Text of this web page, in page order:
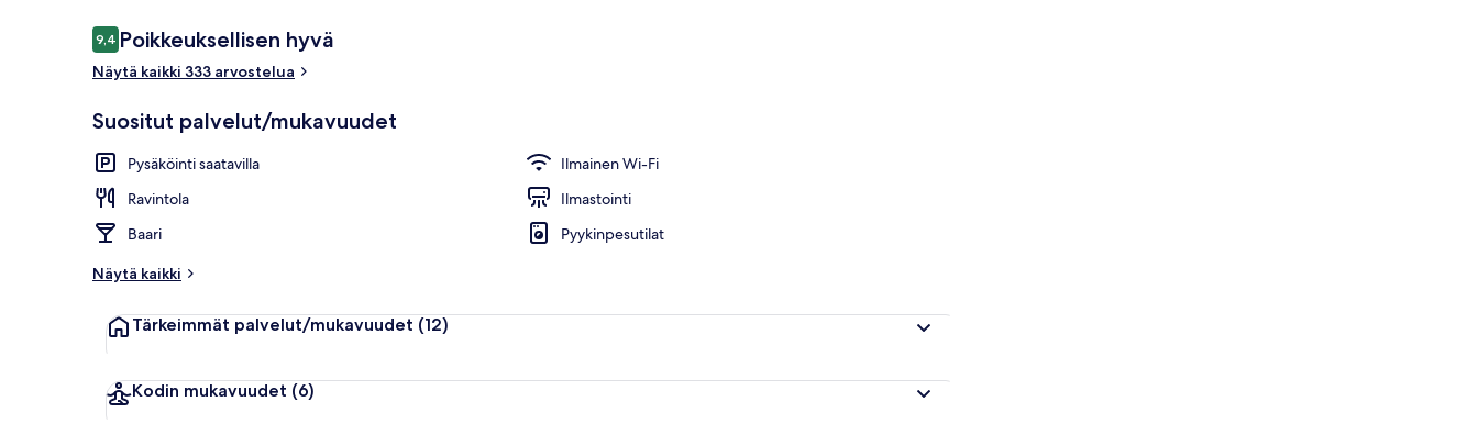
Arvostelut
9,49,4 kautta 10.
Poikkeuksellisen hyvä
Näytä kaikki 333 arvostelua
Suositut palvelut/mukavuudet
Pysäköinti saatavilla
Ilmainen Wi-Fi
Ravintola
Ilmastointi
Baari
Pyykinpesutilat
Näytä kaikki
Tärkeimmät palvelut/mukavuudet (12)
Kodin mukavuudet (6)